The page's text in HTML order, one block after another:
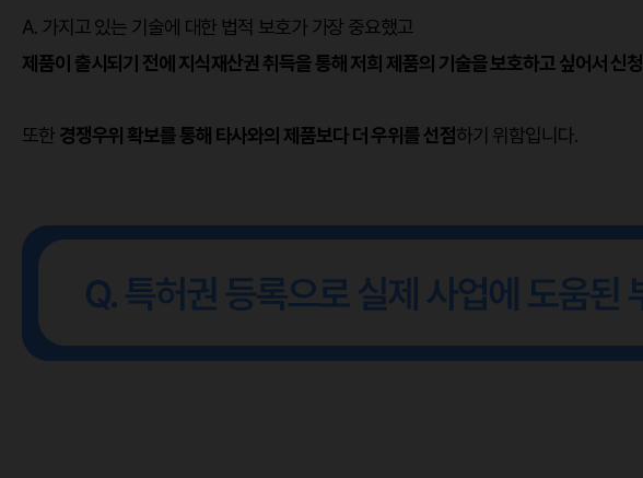
A. 가지고 있는 기술에 대한 법적 보호가 가장 중요했고
제품이 출시되기 전에 지식재산권 취득을 통해 저희 제품의 기술을 보호하고 싶어서 신청
또한 경쟁우위 확보를 통해 타사와의 제품보다 더 우위를 선점하기 위함입니다.